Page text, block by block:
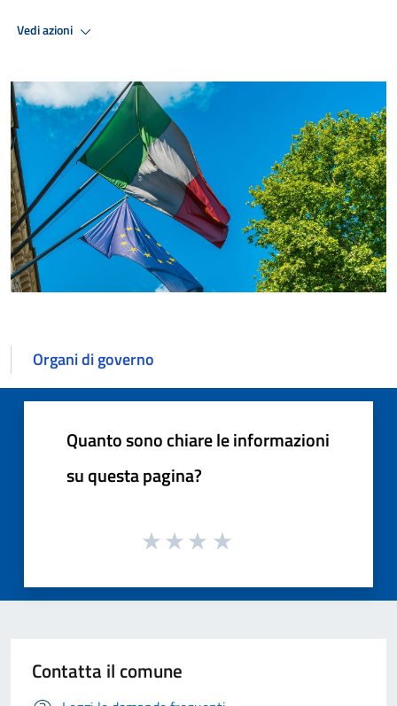
Vedi azioni
Organi di governo
Quanto sono chiare le informazioni
su questa pagina?
Contatta il comune